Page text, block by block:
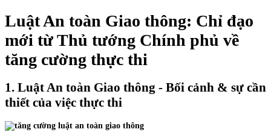
Luật An toàn Giao thông: Chỉ đạo
mới từ Thủ tướng Chính phủ về
tăng cường thực thi
1. Luật An toàn Giao thông - Bối cảnh & sự cần
thiết của việc thực thi